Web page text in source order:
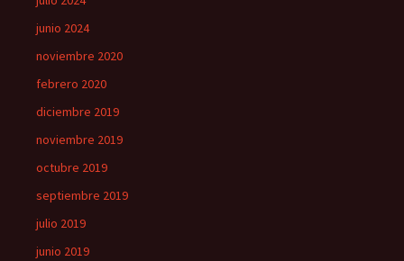
junio 2024
noviembre 2020
febrero 2020
diciembre 2019
noviembre 2019
octubre 2019
septiembre 2019
julio 2019
junio 2019